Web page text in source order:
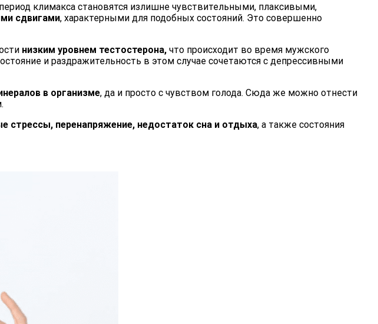
климакса становятся излишне чувствительными, плаксивыми,
сдвигами, характерными для подобных состояний. Это совершенно
низким уровнем тестостерона, что происходит во время мужского
и раздражительность в этом случае сочетаются с депрессивными
в организме, да и просто с чувством голода. Сюда же можно отнести
стрессы, перенапряжение, недостаток сна и отдыха, а также состояния